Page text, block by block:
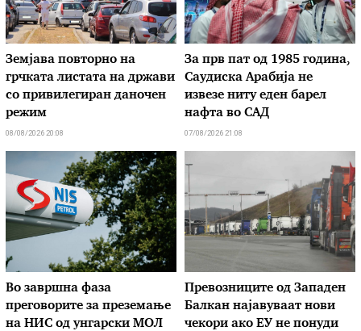
Земјава повторно на
грчката листата на држави
со привилегиран даночен
режим
08/08/2026 20:08
За прв пат од 1985 година,
Саудиска Арабија не
извезе ниту еден барел
нафта во САД
07/08/2026 21:08
Во завршна фаза
преговорите за преземање
на НИС од унгарски МОЛ
Превозниците од Западен
Балкан најавуваат нови
чекори ако ЕУ не понуди